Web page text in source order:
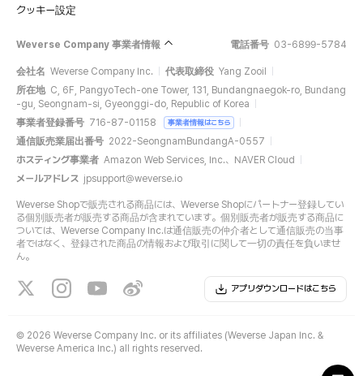
クッキー設定
Weverse Company 事業者情報 電話番号 03-6899-5784
会社名 Weverse Company Inc. 代表取締役 Yang Zooil
所在地 C, 6F, PangyoTech-one Tower, 131, Bundangnaegok-ro, Bundang
-gu, Seongnam-si, Gyeonggi-do, Republic of Korea
事業者登録番号 716-87-01158 事業者情報はこちら
通信販売業届出番号 2022-SeongnamBundangA-0557
ホスティング事業者 Amazon Web Services, Inc.、NAVER Cloud
メールアドレス jpsupport@weverse.io
Weverse Shopで販売される商品には、Weverse Shopにパートナー登録してい
る個別販売者が販売する商品が含まれています。個別販売者が販売する商品に
ついては、Weverse Company Inc.は通信販売の仲介者として通信販売の当事
者ではなく、登録された商品の情報および取引に関して一切の責任を負いませ
ん。
アプリダウンロードはこちら
© 2026 Weverse Company Inc. or its affiliates (Weverse Japan Inc. &
Weverse America Inc.) all rights reserved.